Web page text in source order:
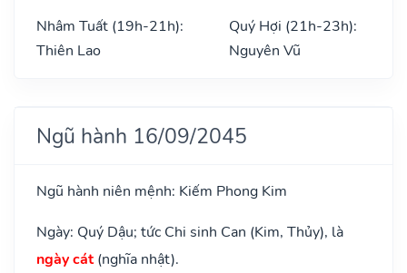
Nhâm Tuất (19h-21h):
Thiên Lao
Quý Hợi (21h-23h):
Nguyên Vũ
Ngũ hành 16/09/2045
Ngũ hành niên mệnh: Kiếm Phong Kim
Ngày: Quý Dậu; tức Chi sinh Can (Kim, Thủy), là
ngày cát(nghĩa nhật).